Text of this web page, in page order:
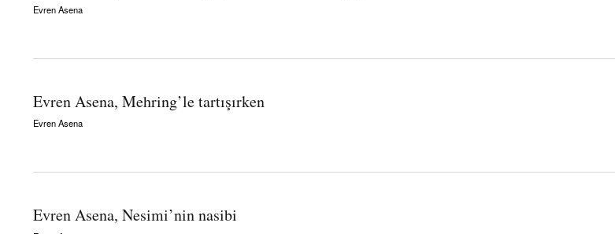
Evren Asena
Evren Asena, Mehring’le tartışırken
Evren Asena
Evren Asena, Nesimi’nin nasibi